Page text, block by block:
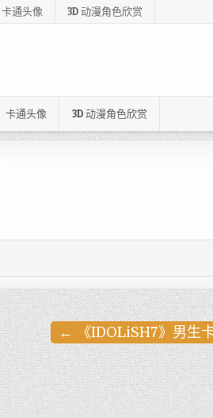
卡通头像 3D 动漫角色欣赏
卡通头像 3D 动漫角色欣赏
← 《IDOLiSH7》男生